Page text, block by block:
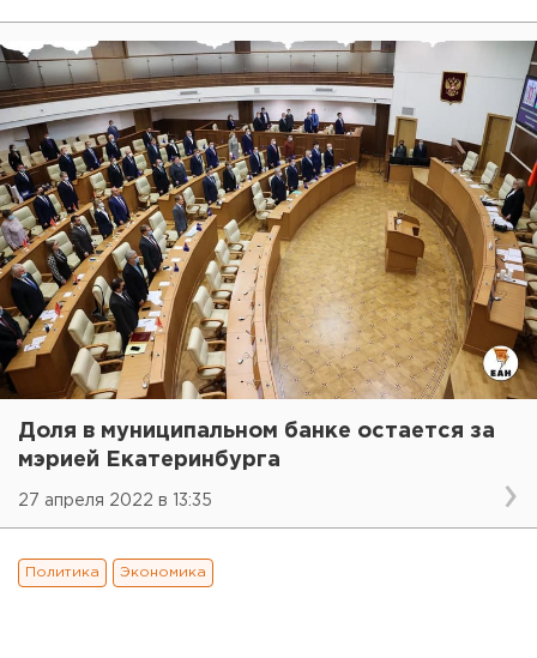
Доля в муниципальном банке остается за
мэрией Екатеринбурга
27 апреля 2022 в 13:35
Политика Экономика